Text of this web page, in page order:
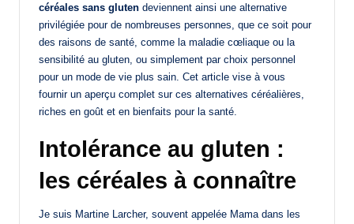
céréales sans gluten deviennent ainsi une alternative
privilégiée pour de nombreuses personnes, que ce soit pour
des raisons de santé, comme la maladie cœliaque ou la
sensibilité au gluten, ou simplement par choix personnel
pour un mode de vie plus sain. Cet article vise à vous
fournir un aperçu complet sur ces alternatives céréalières,
riches en goût et en bienfaits pour la santé.
Intolérance au gluten :
les céréales à connaître
Je suis Martine Larcher, souvent appelée Mama dans les